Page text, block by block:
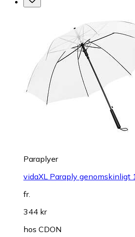
Paraplyer
vidaXL Paraply genomskinligt
fr.
344 kr
hos CDON